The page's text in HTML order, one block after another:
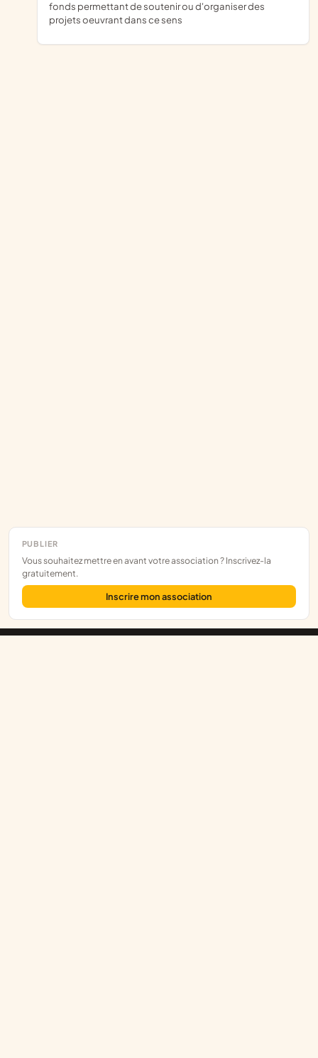
PUBLIER
Vous souhaitez mettre en avant votre association ? Inscrivez-la
gratuitement.
Inscrire mon association
fonds permettant de soutenir ou d'organiser des
projets oeuvrant dans ce sens